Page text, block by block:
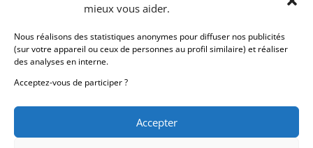
mieux vous aider.
Nous réalisons des statistiques anonymes pour diffuser nos publicités
(sur votre appareil ou ceux de personnes au profil similaire) et réaliser
des analyses en interne.
Acceptez-vous de participer ?
Accepter
Coordonnées